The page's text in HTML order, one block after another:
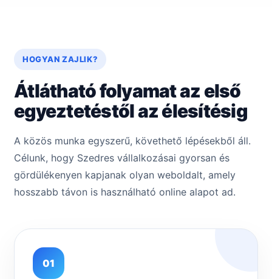
HOGYAN ZAJLIK?
Átlátható folyamat az első
egyeztetéstől az élesítésig
A közös munka egyszerű, követhető lépésekből áll.
Célunk, hogy Szedres vállalkozásai gyorsan és
gördülékenyen kapjanak olyan weboldalt, amely
hosszabb távon is használható online alapot ad.
01